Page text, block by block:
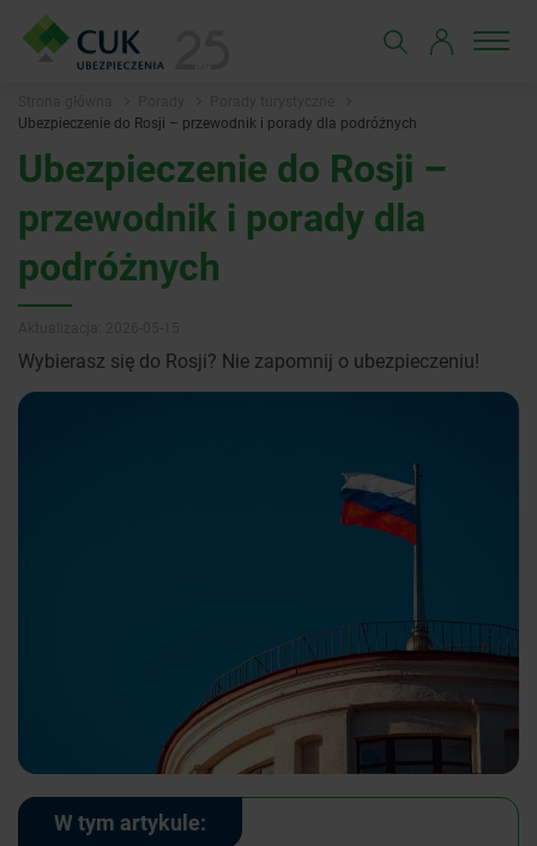
Ubezpieczenie do Rosji – przewodnik i porady dla podróżnych
Ubezpieczenie do Rosji –
przewodnik i porady dla
podróżnych
Wybierasz się do Rosji? Nie zapomnij o ubezpieczeniu!
W tym artykule: